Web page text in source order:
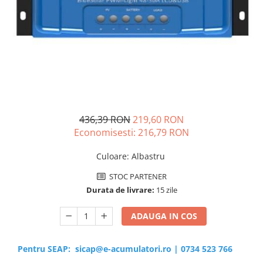
Sisteme de management (BMS)
Redresoare, incarcatoare si testere
436,39 RON219,60 RON
Economisesti: 216,79 RON
Culoare: Albastru
STOC PARTENER
Durata de livrare: 15 zile
ADAUGA IN COS
Pentru SEAP: sicap@e-acumulatori.ro | 0734 523 766